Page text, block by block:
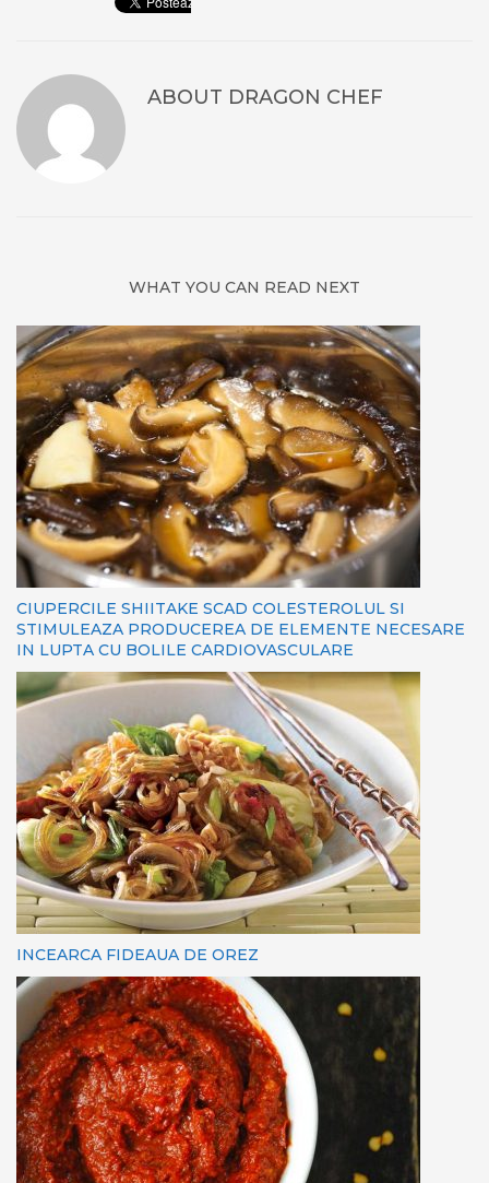
ABOUT DRAGON CHEF
WHAT YOU CAN READ NEXT
CIUPERCILE SHIITAKE SCAD COLESTEROLUL SI
STIMULEAZA PRODUCEREA DE ELEMENTE NECESARE
IN LUPTA CU BOLILE CARDIOVASCULARE
INCEARCA FIDEAUA DE OREZ